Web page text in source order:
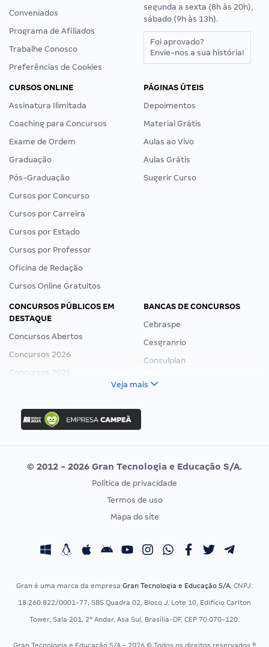
Conveniados
Programa de Afiliados
Trabalhe Conosco
Preferências de Cookies
segunda a sexta (8h às 20h),
sábado (9h às 13h).
Foi aprovado?
Envie-nos a sua história!
CURSOS ONLINE
Assinatura Ilimitada
Coaching para Concursos
Exame de Ordem
Graduação
Pós-Graduação
Cursos por Concurso
Cursos por Carreira
Cursos por Estado
Cursos por Professor
Oficina de Redação
Cursos Online Gratuitos
PÁGINAS ÚTEIS
Depoimentos
Material Grátis
Aulas ao Vivo
Aulas Grátis
Sugerir Curso
CONCURSOS PÚBLICOS EM
DESTAQUE
Concursos Abertos
Concursos 2026
Concursos 2025
Concurso Nacional Unificado
Concurso Ibama
Concurso MPU
Editais publicados
BANCAS DE CONCURSOS
Cebraspe
Cesgranrio
Consulplan
Vunesp
CONCURSOS POR PROFISSÃO
Concursos Fiscais
Concursos Saúde
EXAME DE ORDEM
Calendário OAB
Veja mais
© 2012 - 2026 Gran Tecnologia e Educação S/A.
Política de privacidade
Termos de uso
Mapa do site
Gran é uma marca da empresa Gran Tecnologia e Educação S/A, CNPJ:
18.260.822/0001-77, SBS Quadra 02, Bloco J, Lote 10, Edifício Carlton
Tower, Sala 201, 2º Andar, Asa Sul, Brasília-DF, CEP 70.070-120.
Gran Tecnologia e Educação S/A - 2026 © Todos os direitos reservados ®